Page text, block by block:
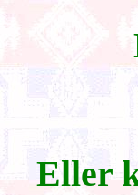
Eller